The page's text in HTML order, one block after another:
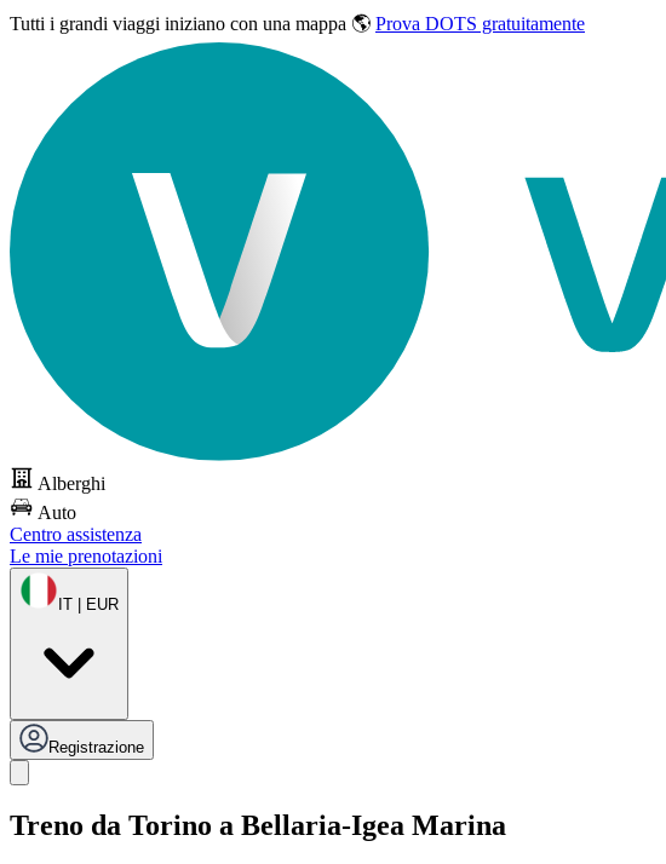
Tutti i grandi viaggi iniziano con una mappa 🌎 Prova DOTS gratuitamente
Alberghi
Auto
Centro assistenza
Le mie prenotazioni
IT | EUR
Registrazione
Treno da Torino a Bellaria-Igea Marina